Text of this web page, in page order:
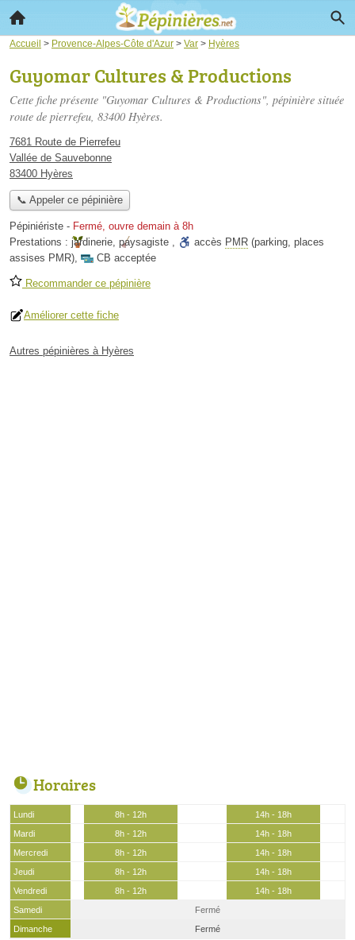
Accueil > Provence-Alpes-Côte d'Azur > Var > Hyères
Guyomar Cultures & Productions
Cette fiche présente "Guyomar Cultures & Productions", pépinière située
route de pierrefeu, 83400 Hyères.
7681 Route de Pierrefeu
Vallée de Sauvebonne
83400 Hyères
📞 Appeler ce pépinière
Pépiniériste - Fermé, ouvre demain à 8h
Prestations : jardinerie, paysagiste , accès PMR (parking, places
assises PMR), CB acceptée
Recommander ce pépinière
Améliorer cette fiche
Autres pépinières à Hyères
Horaires
Lundi 8h - 12h
14h - 18h
Mardi
8h - 12h
14h - 18h
Mercredi
8h - 12h
14h - 18h
Jeudi
8h - 12h
14h - 18h
Vendredi
8h - 12h
14h - 18h
Samedi
Fermé
Dimanche
Fermé